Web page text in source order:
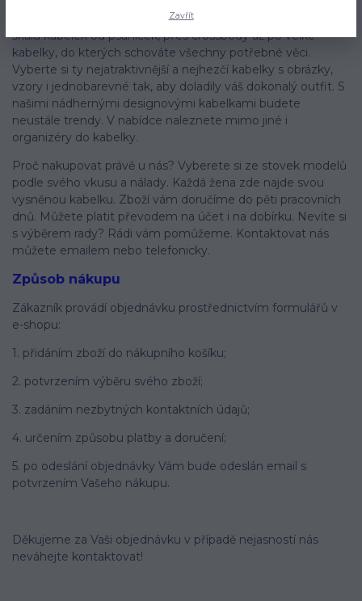
V našem eshopu vysnenekabelky.cz naleznete širokou
škálu kabelek od psaníček, přes crossbody až po velké
kabelky, do kterých schováte všechny potřebné věci.
Vyberte si ty nejatraktivnější a nejhezčí kabelky s obrázky,
vzory i jednobarevné tak, aby doladily váš dokonalý outfit. S
našimi nádhernými designovými kabelkami budete
neustále trendy. V nabídce naleznete mimo jiné i
organizéry do kabelky.
Proč nakupovat právě u nás? Vyberete si ze stovek modelů
podle svého vkusu a nálady. Každá žena zde najde svou
vysněnou kabelku. Zboží vám doručíme do pěti pracovních
dnů. Můžete platit převodem na účet i na dobírku. Nevíte si
s výběrem rady? Rádi vám pomůžeme. Kontaktovat nás
můžete emailem nebo telefonicky.
Způsob nákupu
Zákazník provádí objednávku prostřednictvím formulářů v
e-shopu:
1. přidáním zboží do nákupního košíku;
2. potvrzením výběru svého zboží;
3. zadáním nezbytných kontaktních údajů;
4. určením způsobu platby a doručení;
5. po odeslání objednávky Vám bude odeslán email s
potvrzením Vašeho nákupu.
Děkujeme za Vaši objednávku v případě nejasností nás
neváhejte kontaktovat!
Zavřít